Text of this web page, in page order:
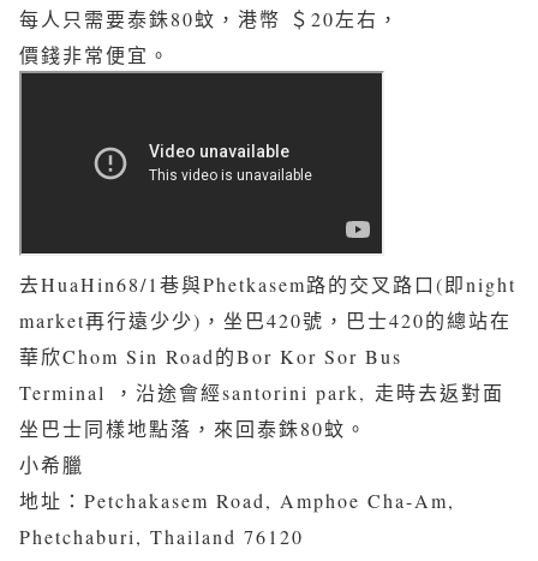
每人只需要泰銖80蚊，港幣 ＄ 20左右，
價錢非常便宜。
去HuaHin68/1 巷與Phetkasem路的交叉路口(即night
market再行遠少少)，坐巴420號，巴士420的總站在
華欣Chom Sin Road的Bor Kor Sor Bus
Terminal
，沿途會經santorini park, 走時去返對面
坐巴士同樣地點落，來回泰銖80蚊。
小希臘
地址：Petchakasem Road, Amphoe Cha-Am,
Phetchaburi, Thailand 76120